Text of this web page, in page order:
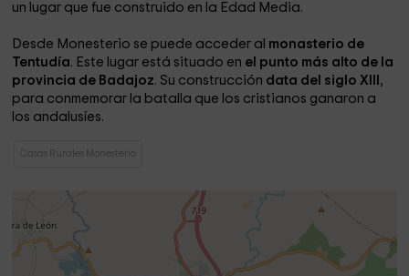
un lugar que fue construido en la Edad Media.
Desde Monesterio se puede acceder al monasterio de
Tentudía. Este lugar está situado en el punto más alto de la
provincia de Badajoz. Su construcción data del siglo XIII ,
para conmemorar la batalla que los cristianos ganaron a
los andalusíes.
Casas Rurales Monesterio